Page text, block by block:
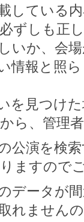
している
ずしも正
いか、会
情報と照
を見つけ
ら、管理
公演を検
ますので
データが
れません